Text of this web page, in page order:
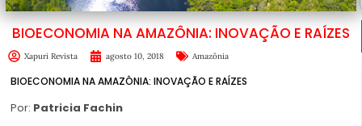
BIOECONOMIA NA AMAZÔNIA: INOVAÇÃO E RAÍZES
Xapuri Revista agosto 10, 2018 Amazônia
BIOECONOMIA NA AMAZÔNIA: INOVAÇÃO E RAÍZES
Por: Patricia Fachin